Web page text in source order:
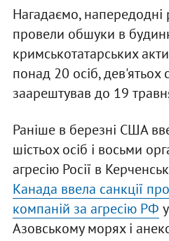
Нагадаємо, напередодні
провели обшуки в
кримськотатарських
понад 20 осіб,
заарештував до 19
Раніше в березні США
шістьох осіб і восьми
агресію Росії в
Канада ввела санкції
компаній за агресію РФ
Азовському морях і